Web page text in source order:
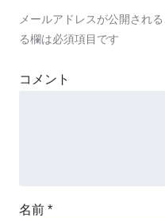
メールアドレスが公開され
る欄は必須項目です
コメント
名前 *